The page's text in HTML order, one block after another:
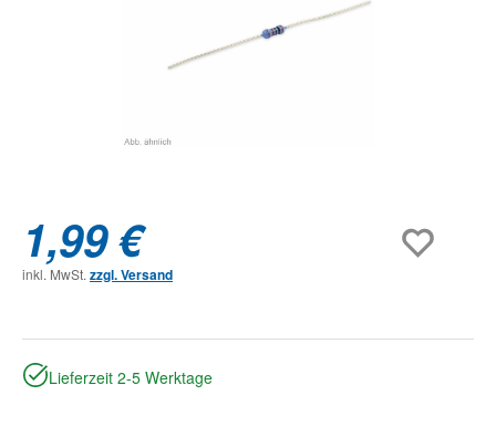
1,99 €
inkl. MwSt. zzgl. Versand
Lieferzeit 2-5 Werktage